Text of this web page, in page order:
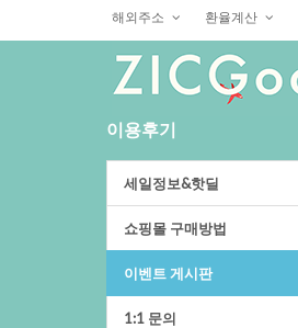
해외주소 환율계산
이용후기
세일정보&핫딜
쇼핑몰구매방법
이벤트게시판
1:1문의